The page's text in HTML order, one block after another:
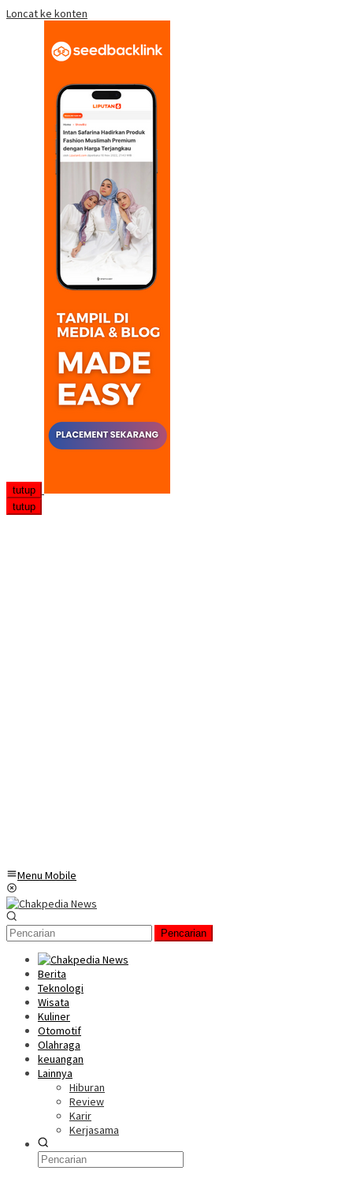
Loncat ke konten
tutup
tutup
Menu Mobile
Pencarian
Berita
Teknologi
Wisata
Kuliner
Otomotif
Olahraga
keuangan
Lainnya
Hiburan
Review
Karir
Kerjasama